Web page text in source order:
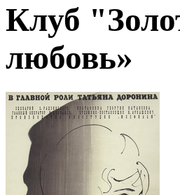
Клуб
любовь»